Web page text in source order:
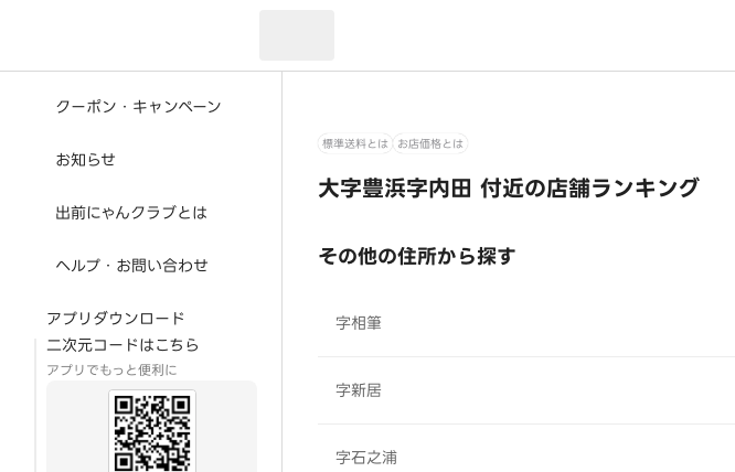
クーポン・キャンペーン
お知らせ
出前にゃんクラブとは
ヘルプ・お問い合わせ
アプリダウンロード
二次元コードはこちら
アプリでもっと便利に
標準送料とは お店価格とは
大字豊浜字内田 付近の店舗ランキング
その他の住所から探す
字相筆
字新居
字石之浦